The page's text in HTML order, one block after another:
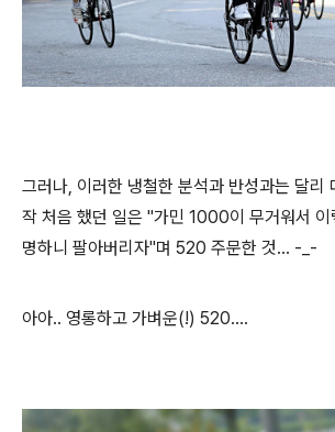
그러나, 이러한 냉철한 분석과 반성과는 달리
작 처음 했던 일은 "가민 1000이 무거워서 이
명하니 팔아버리자"며 520 주문한 것... -_-
아아.. 영롱하고 가벼운(!) 520....